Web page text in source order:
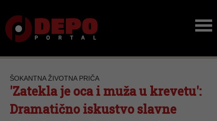
ŠOKANTNA ŽIVOTNA PRIČA
'Zatekla je oca i muža u krevetu':
Dramatično iskustvo slavne